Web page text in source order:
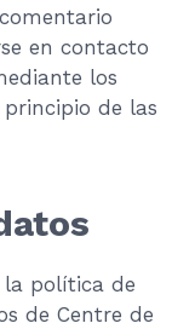
en contacto
los
de las
la política de
de Centre de